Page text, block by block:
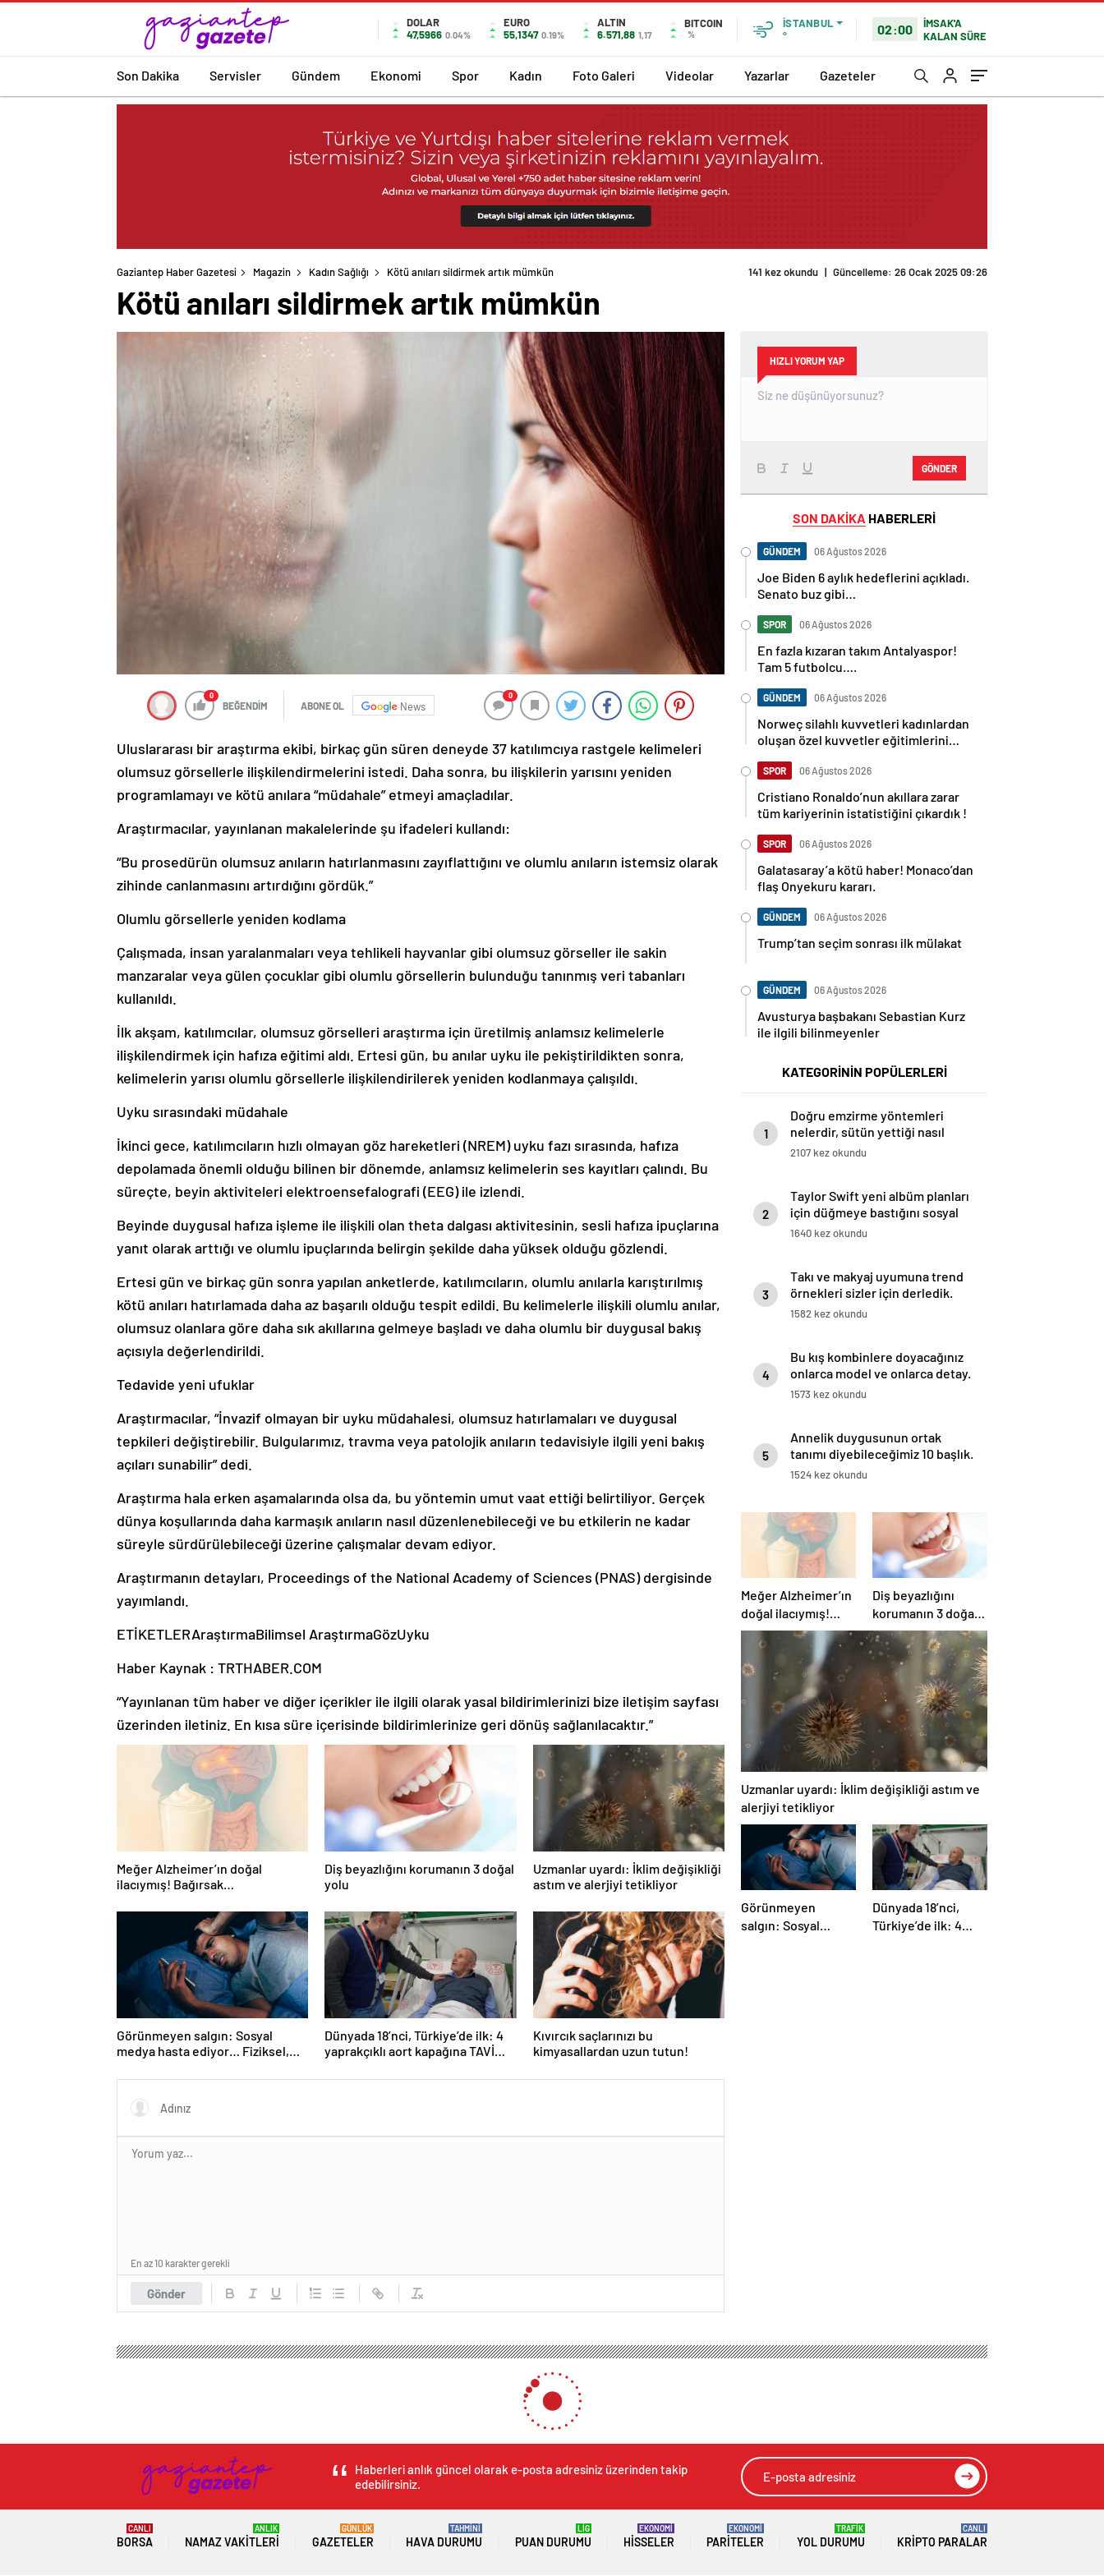
DOLAR
47,5966 0.04%
EURO
55,1347 0.19%
ALTIN
6.571,88 1,17
BITCOIN
%
İSTANBUL
°
02:00
İMSAK'A
KALAN SÜRE
Son Dakika Servisler Gündem Ekonomi Spor Kadın Foto Galeri Videolar Yazarlar Gazeteler
Gaziantep Haber Gazetesi Magazin Kadın Sağlığı Kötü anıları sildirmek artık mümkün 141 kez okundu | Güncelleme: 26 Ocak 2025 09:26
Kötü anıları sildirmek artık mümkün
0
BEĞENDİM ABONE OL News
0
Uluslararası bir araştırma ekibi, birkaç gün süren deneyde 37 katılımcıya rastgele kelimeleri
olumsuz görsellerle ilişkilendirmelerini istedi. Daha sonra, bu ilişkilerin yarısını yeniden
programlamayı ve kötü anılara “müdahale” etmeyi amaçladılar.
Araştırmacılar, yayınlanan makalelerinde şu ifadeleri kullandı:
“Bu prosedürün olumsuz anıların hatırlanmasını zayıflattığını ve olumlu anıların istemsiz olarak
zihinde canlanmasını artırdığını gördük.”
Olumlu görsellerle yeniden kodlama
Çalışmada, insan yaralanmaları veya tehlikeli hayvanlar gibi olumsuz görseller ile sakin
manzaralar veya gülen çocuklar gibi olumlu görsellerin bulunduğu tanınmış veri tabanları
kullanıldı.
İlk akşam, katılımcılar, olumsuz görselleri araştırma için üretilmiş anlamsız kelimelerle
ilişkilendirmek için hafıza eğitimi aldı. Ertesi gün, bu anılar uyku ile pekiştirildikten sonra,
kelimelerin yarısı olumlu görsellerle ilişkilendirilerek yeniden kodlanmaya çalışıldı.
Uyku sırasındaki müdahale
İkinci gece, katılımcıların hızlı olmayan göz hareketleri (NREM) uyku fazı sırasında, hafıza
depolamada önemli olduğu bilinen bir dönemde, anlamsız kelimelerin ses kayıtları çalındı. Bu
süreçte, beyin aktiviteleri elektroensefalografi (EEG) ile izlendi.
Beyinde duygusal hafıza işleme ile ilişkili olan theta dalgası aktivitesinin, sesli hafıza ipuçlarına
yanıt olarak arttığı ve olumlu ipuçlarında belirgin şekilde daha yüksek olduğu gözlendi.
Ertesi gün ve birkaç gün sonra yapılan anketlerde, katılımcıların, olumlu anılarla karıştırılmış
kötü anıları hatırlamada daha az başarılı olduğu tespit edildi. Bu kelimelerle ilişkili olumlu anılar,
olumsuz olanlara göre daha sık akıllarına gelmeye başladı ve daha olumlu bir duygusal bakış
açısıyla değerlendirildi.
Tedavide yeni ufuklar
Araştırmacılar, “İnvazif olmayan bir uyku müdahalesi, olumsuz hatırlamaları ve duygusal
tepkileri değiştirebilir. Bulgularımız, travma veya patolojik anıların tedavisiyle ilgili yeni bakış
açıları sunabilir” dedi.
Araştırma hala erken aşamalarında olsa da, bu yöntemin umut vaat ettiği belirtiliyor. Gerçek
dünya koşullarında daha karmaşık anıların nasıl düzenlenebileceği ve bu etkilerin ne kadar
süreyle sürdürülebileceği üzerine çalışmalar devam ediyor.
Araştırmanın detayları, Proceedings of the National Academy of Sciences (PNAS) dergisinde
yayımlandı.
ETİKETLERAraştırmaBilimsel AraştırmaGözUyku
Haber Kaynak : TRTHABER.COM
“Yayınlanan tüm haber ve diğer içerikler ile ilgili olarak yasal bildirimlerinizi bize iletişim sayfası
üzerinden iletiniz. En kısa süre içerisinde bildirimlerinize geri dönüş sağlanılacaktır.”
Meğer Alzheimer’ın doğal
ilacıymış! Bağırsak
Diş beyazlığını korumanın 3 doğal
yolu
Uzmanlar uyardı: İklim değişikliği
astım ve alerjiyi tetikliyor
Görünmeyen salgın: Sosyal
medya hasta ediyor… Fiziksel,
inanamayacaksınız
Dünyada 18’nci, Türkiye’de ilk: 4
yaprakçıklı aort kapağına TAVİ
Kıvırcık saçlarınızı bu
kimyasallardan uzun tutun!
Gönder
En az 10 karakter gerekli
HIZLI YORUM YAP
GÖNDER
SON DAKİKA HABERLERİ
GÜNDEM 06 Ağustos 2026
Joe Biden 6 aylık hedeflerini açıkladı.
Senato buz gibi…
SPOR 06 Ağustos 2026
En fazla kızaran takım Antalyaspor!
Tam 5 futbolcu….
GÜNDEM 06 Ağustos 2026
Norweç silahlı kuvvetleri kadınlardan
oluşan özel kuvvetler eğitimlerini
SPOR 06 Ağustos 2026
Cristiano Ronaldo’nun akıllara zarar
tüm kariyerinin istatistiğini çıkardık !
SPOR 06 Ağustos 2026
Galatasaray’a kötü haber! Monaco’dan
flaş Onyekuru kararı.
GÜNDEM 06 Ağustos 2026
Trump’tan seçim sonrası ilk mülakat
GÜNDEM 06 Ağustos 2026
Avusturya başbakanı Sebastian Kurz
ile ilgili bilinmeyenler
KATEGORİNİN POPÜLERLERİ
1
Doğru emzirme yöntemleri
nelerdir, sütün yettiği nasıl
anlaşılır?
2107 kez okundu
2
Taylor Swift yeni albüm planları
için düğmeye bastığını sosyal
medyadan duyurdu!
1640 kez okundu
3
Takı ve makyaj uyumuna trend
örnekleri sizler için derledik.
1582 kez okundu
4
Bu kış kombinlere doyacağınız
onlarca model ve onlarca detay.
1573 kez okundu
5
Annelik duygusunun ortak
tanımı diyebileceğimiz 10 başlık.
1524 kez okundu
Meğer Alzheimer’ın
doğal ilacıymış!
Bağırsak
iltihaplanmasını
önlüyor…
Diş beyazlığını
korumanın 3 doğal
yolu
Uzmanlar uyardı: İklim değişikliği astım ve
alerjiyi tetikliyor
Görünmeyen
salgın: Sosyal
Dünyada 18’nci,
Türkiye’de ilk: 4
Haberleri anlık güncel olarak e-posta adresiniz üzerinden takip
edebilirsiniz.
BORSA
CANLI
NAMAZ VAKITLERI
ANLIK
GAZETELER
GÜNLÜK
HAVA DURUMU
TAHMİNİ
PUAN DURUMU
LİG
HISSELER
EKONOMİ
PARITELER
EKONOMİ
YOL DURUMU
TRAFİK
KRIPTO PARALAR
CANLI